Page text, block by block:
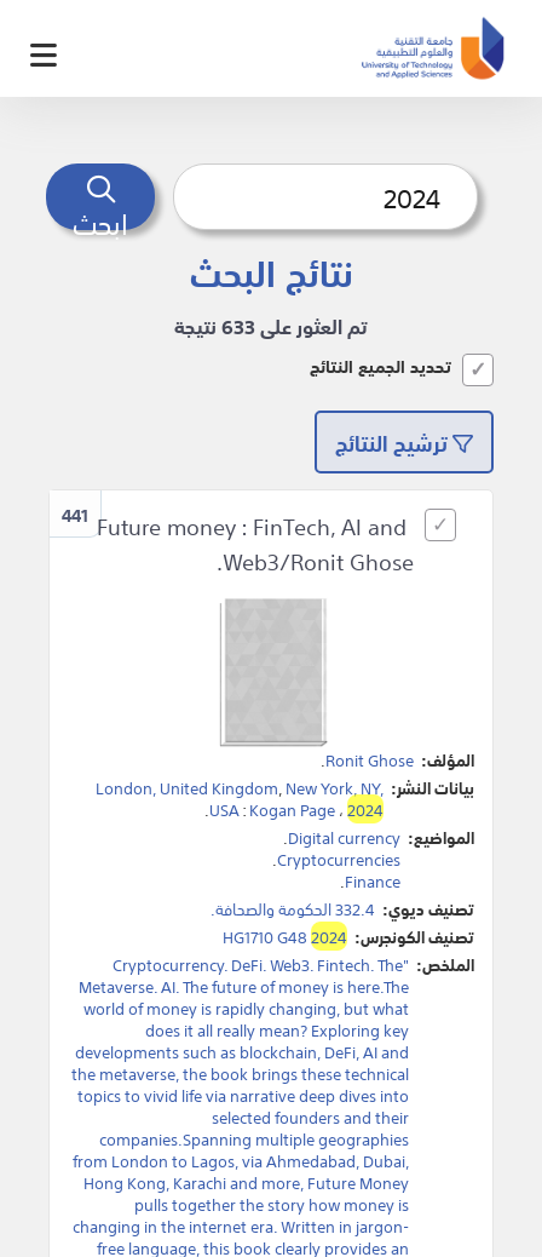
ابحث
نتائج البحث
تم العثور على 633 نتيجة
تحديد الجميع النتائج
ترشيح النتائج
441 Future money : FinTech, AI and
Web3/Ronit Ghose.
المؤلف: Ronit Ghose
.
بيانات النشر:
London, United Kingdom,New York, NY,
USA:Kogan Page،2024
.
المواضيع: Digital currency
.
Cryptocurrencies
.
Finance
.
تصنيف ديوي: 332.4 الحكومة والصحافة.
تصنيف الكونجرس:
HG1710 G482024
الملخص: "Cryptocurrency. DeFi. Web3. Fintech. The
Metaverse. AI. The future of money is here.The
world of money is rapidly changing, but what
does it all really mean? Exploring key
developments such as blockchain, DeFi, AI and
the metaverse, the book brings these technical
topics to vivid life via narrative deep dives into
selected founders and their
companies.Spanning multiple geographies
from London to Lagos, via Ahmedabad, Dubai,
Hong Kong, Karachi and more, Future Money
pulls together the story how money is
changing in the internet era. Written in jargon-
free language, this book clearly provides an